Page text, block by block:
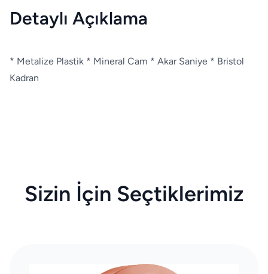
Detaylı Açıklama
* Metalize Plastik * Mineral Cam * Akar Saniye * Bristol
Kadran
Sizin İçin Seçtiklerimiz